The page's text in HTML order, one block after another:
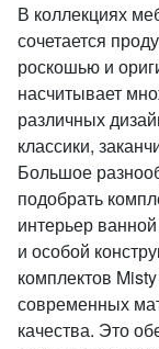
В коллекциях
сочетается
роскошью и
насчитывает
различных
классики,
Большое
подобрать
интерьер
и особой
комплектов
современных
качества. Это